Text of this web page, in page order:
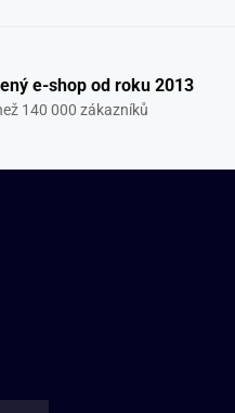
e-shop od roku 2013
140 000 zákazníků